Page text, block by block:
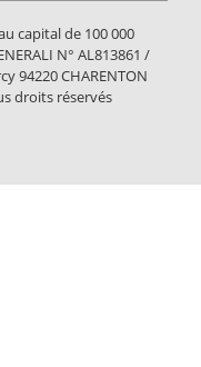
capital de 100 000
N° AL813861 /
94220 CHARENTON
droits réservés